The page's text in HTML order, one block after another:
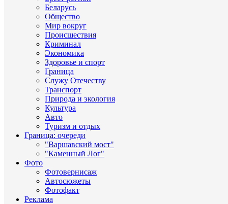
Беларусь
Общество
Мир вокруг
Происшествия
Криминал
Экономика
Здоровье и спорт
Граница
Служу Отечеству
Транспорт
Природа и экология
Культура
Авто
Туризм и отдых
Граница: очереди
"Варшавский мост"
"Каменный Лог"
Фото
Фотовернисаж
Автосюжеты
Фотофакт
Реклама